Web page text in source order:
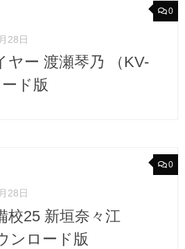
0
28日
ヤー 渡瀬琴乃 （KV-
ド版
0
28日
校25 新垣奈々江
ンロード版